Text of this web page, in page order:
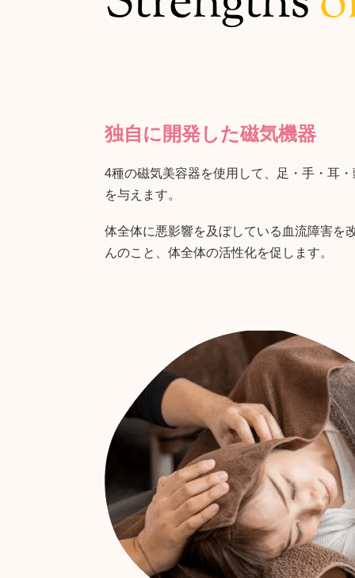
独自に開発した磁気機器
4種の磁気美容器を使用して、足・手・耳
を与えます。
体全体に悪影響を及ぼしている血流障害を
んのこと、体全体の活性化を促します。